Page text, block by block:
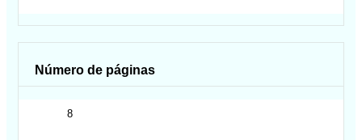
Número de páginas
8